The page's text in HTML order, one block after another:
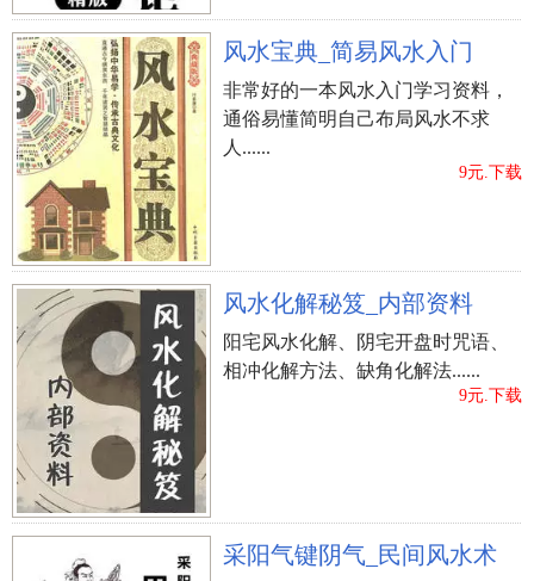
风水宝典_简易风水入门
非常好的一本风水入门学习资料，
通俗易懂简明自己布局风水不求
人......
9元.下载
风水化解秘笈_内部资料
阳宅风水化解、阴宅开盘时咒语、
相冲化解方法、缺角化解法......
9元.下载
采阳气键阴气_民间风水术